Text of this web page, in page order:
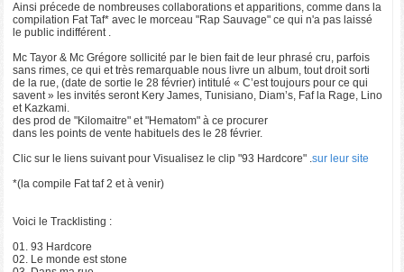
Ainsi précede de nombreuses collaborations et apparitions, comme dans la
compilation Fat Taf* avec le morceau "Rap Sauvage" ce qui n'a pas laissé
le public indifférent .
Mc Tayor & Mc Grégore sollicité par le bien fait de leur phrasé cru, parfois
sans rimes, ce qui et très remarquable nous livre un album, tout droit sorti
de la rue, (date de sortie le 28 février) intitulé « C’est toujours pour ce qui
savent » les invités seront Kery James, Tunisiano, Diam’s, Faf la Rage, Lino
et Kazkami.
des prod de "Kilomaitre" et "Hematom" à ce procurer
dans les points de vente habituels des le 28 février.
Clic sur le liens suivant pour Visualisez le clip "93 Hardcore" .sur leur site
*(la compile Fat taf 2 et à venir)
Voici le Tracklisting :
01. 93 Hardcore
02. Le monde est stone